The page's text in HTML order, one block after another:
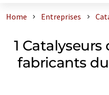
Home Entreprises
1
fabricants